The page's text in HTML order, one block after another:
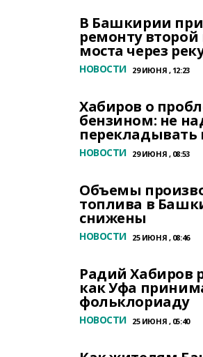
В Башкирии
ремонту
моста через
НОВОСТИ 29 ИЮНЯ , 12:23
Хабиров о
бензином: не
перекладывать
НОВОСТИ 29 ИЮНЯ , 08:53
Объемы
топлива в
снижены
НОВОСТИ 25 ИЮНЯ , 08:46
Радий Хабиров
как Уфа
фольклориаду
НОВОСТИ 25 ИЮНЯ , 05:40